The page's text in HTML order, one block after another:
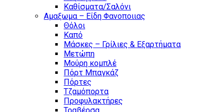
Καθίσματα/Σαλόνι
Αμαξωμα – Είδη Φανοποιιας
Θόλοι
Καπό
Μάσκες – Γρίλιες & Εξαρτήματα
Μετώπη
Μούρη κομπλέ
Πόρτ Μπαγκάζ
Πόρτες
Τζαμόπορτα
Προφυλακτήρες